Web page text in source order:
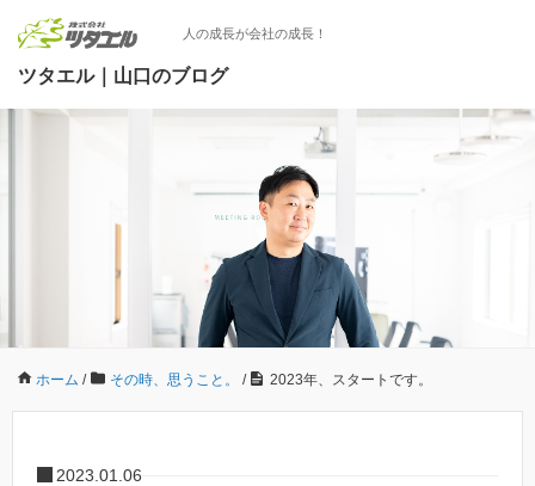
人の成長が会社の成長！
ツタエル｜山口のブログ
ホーム / その時、思うこと。 / 2023年、スタートです。
2023.01.06